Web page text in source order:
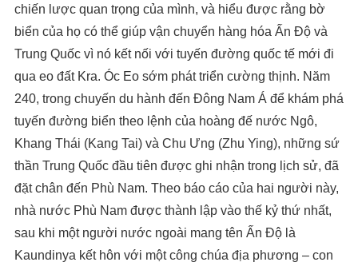
chiến lược quan trọng của mình, và hiểu được rằng bờ
biển của họ có thể giúp vận chuyển hàng hóa Ấn Độ và
Trung Quốc vì nó kết nối với tuyến đường quốc tế mới đi
qua eo đất Kra. Óc Eo sớm phát triển cường thịnh. Năm
240, trong chuyến du hành đến Đông Nam Á để khám phá
tuyến đường biển theo lệnh của hoàng đế nước Ngô,
Khang Thái (Kang Tai) và Chu Ưng (Zhu Ying), những sứ
thần Trung Quốc đầu tiên được ghi nhận trong lịch sử, đã
đặt chân đến Phù Nam. Theo báo cáo của hai người này,
nhà nước Phù Nam được thành lập vào thế kỷ thứ nhất,
sau khi một người nước ngoài mang tên Ấn Độ là
Kaundinya kết hôn với một công chúa địa phương – con